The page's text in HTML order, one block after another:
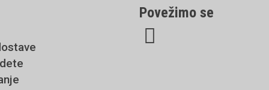
Povežimo se